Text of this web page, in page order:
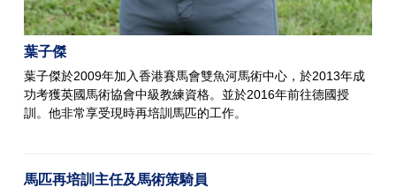
葉子傑
葉子傑於2009年加入香港賽馬會雙魚河馬術中心，於2013年成
功考獲英國馬術協會中級教練資格。並於2016年前往德國授
訓。他非常享受現時再培訓馬匹的工作。
馬匹再培訓主任及馬術策騎員